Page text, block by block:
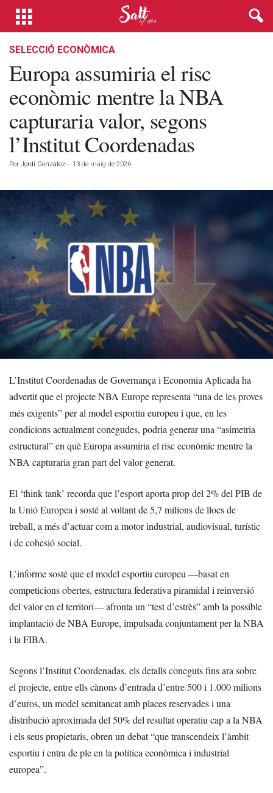
SELECCIÓ ECONÒMICA
Europa assumiria el risc
econòmic mentre la NBA
capturaria valor, segons
l’Institut Coordenadas
Por Jordi González - 13 de maig de 2026
L’Institut Coordenadas de Governança i Economia Aplicada ha
advertit que el projecte NBA Europe representa “una de les proves
més exigents” per al model esportiu europeu i que, en les
condicions actualment conegudes, podria generar una “asimetria
estructural” en què Europa assumiria el risc econòmic mentre la
NBA capturaria gran part del valor generat.
El ‘think tank’ recorda que l’esport aporta prop del 2% del PIB de
la Unió Europea i sosté al voltant de 5,7 milions de llocs de
treball, a més d’actuar com a motor industrial, audiovisual, turístic
i de cohesió social.
L’informe sosté que el model esportiu europeu —basat en
competicions obertes, estructura federativa piramidal i reinversió
del valor en el territori— afronta un “test d’estrès” amb la possible
implantació de NBA Europe, impulsada conjuntament per la NBA
i la FIBA.
Segons l’Institut Coordenadas, els detalls coneguts fins ara sobre
el projecte, entre ells cànons d’entrada d’entre 500 i 1.000 milions
d’euros, un model semitancat amb places reservades i una
distribució aproximada del 50% del resultat operatiu cap a la NBA
i els seus propietaris, obren un debat “que transcendeix l’àmbit
esportiu i entra de ple en la política econòmica i industrial
europea”.